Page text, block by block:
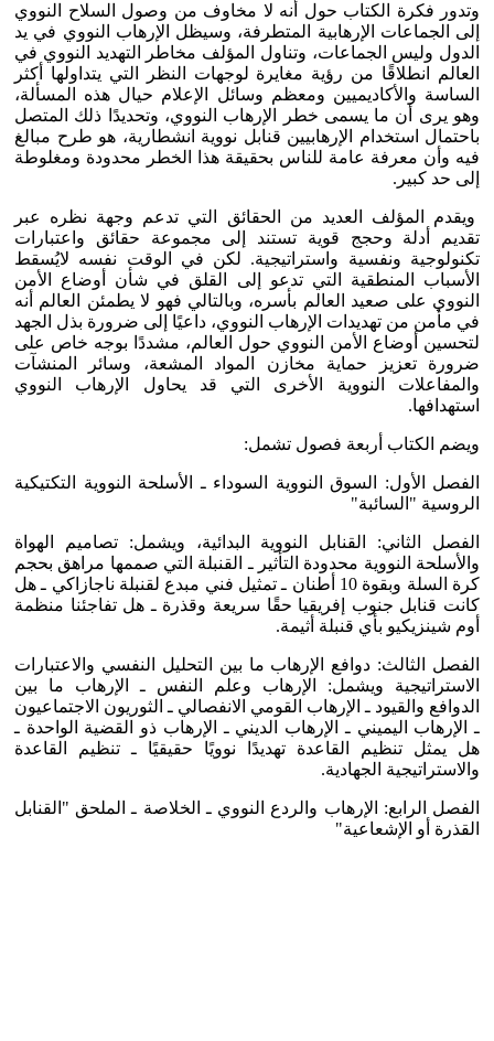
وتدور فكرة الكتاب حول أنه لا مخاوف من وصول السلاح النووي
إلى الجماعات الإرهابية المتطرفة، وسيظل الإرهاب النووي في يد
الدول وليس الجماعات، وتناول المؤلف مخاطر التهديد النووي في
العالم انطلاقًا من رؤية مغايرة لوجهات النظر التي يتداولها أكثر
الساسة والأكاديميين ومعظم وسائل الإعلام حيال هذه المسألة،
وهو يرى أن ما يسمى خطر الإرهاب النووي، وتحديدًا ذلك المتصل
باحتمال استخدام الإرهابيين قنابل نووية انشطارية، هو طرح مبالغ
فيه وأن معرفة عامة للناس بحقيقة هذا الخطر محدودة ومغلوطة
إلى حد كبير.
ويقدم المؤلف العديد من الحقائق التي تدعم وجهة نظره عبر
تقديم أدلة وحجج قوية تستند إلى مجموعة حقائق واعتبارات
تكنولوجية ونفسية واستراتيجية. لكن في الوقت نفسه لايُسقط
الأسباب المنطقية التي تدعو إلى القلق في شأن أوضاع الأمن
النووي على صعيد العالم بأسره، وبالتالي فهو لا يطمئن العالم أنه
في مأمن من تهديدات الإرهاب النووي، داعيًا إلى ضرورة بذل الجهد
لتحسين أوضاع الأمن النووي حول العالم، مشددًا بوجه خاص على
ضرورة تعزيز حماية مخازن المواد المشعة، وسائر المنشآت
والمفاعلات النووية الأخرى التي قد يحاول الإرهاب النووي
استهدافها.
ويضم الكتاب أربعة فصول تشمل:
الفصل الأول: السوق النووية السوداء ـ الأسلحة النووية التكتيكية
الروسية "السائبة"
الفصل الثاني: القنابل النووية البدائية، ويشمل: تصاميم الهواة
والأسلحة النووية محدودة التأثير ـ القنبلة التي صممها مراهق بحجم
كرة السلة وبقوة 10 أطنان ـ تمثيل فني مبدع لقنبلة ناجازاكي ـ هل
كانت قنابل جنوب إفريقيا حقًا سريعة وقذرة ـ هل تفاجئنا منظمة
أوم شينزيكيو بأي قنبلة أثيمة.
الفصل الثالث: دوافع الإرهاب ما بين التحليل النفسي والاعتبارات
الاستراتيجية ويشمل: الإرهاب وعلم النفس ـ الإرهاب ما بين
الدوافع والقيود ـ الإرهاب القومي الانفصالي ـ الثوريون الاجتماعيون
ـ الإرهاب اليميني ـ الإرهاب الديني ـ الإرهاب ذو القضية الواحدة ـ
هل يمثل تنظيم القاعدة تهديدًا نوويًا حقيقيًا ـ تنظيم القاعدة
والاستراتيجية الجهادية.
الفصل الرابع: الإرهاب والردع النووي ـ الخلاصة ـ الملحق "القنابل
القذرة أو الإشعاعية"